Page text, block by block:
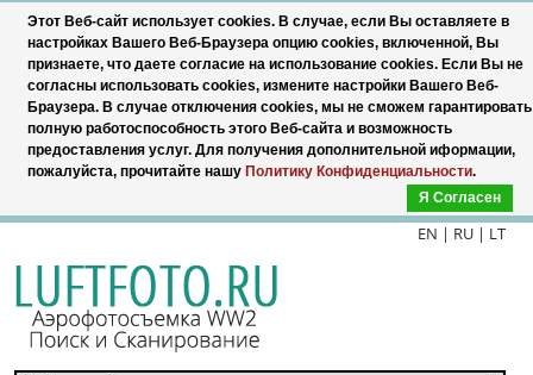
EN | RU | LT
Этот Веб-сайт использует cookies. В случае, если Вы оставляете в
настройках Вашего Веб-Браузера опцию cookies, включенной, Вы
признаете, что даете согласие на использование cookies. Если Вы не
согласны использовать cookies, измените настройки Вашего Веб-
Браузера. В случае отключения cookies, мы не сможем гарантировать
полную работоспособность этого Веб-сайта и возможность
предоставления услуг. Для получения дополнительной иформации,
пожалуйста, прочитайте нашу Политику Конфиденциальности.
Я Согласен